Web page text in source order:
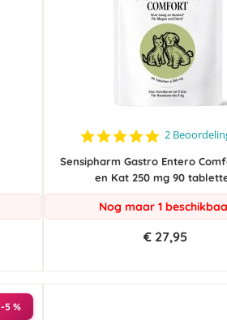
5.0
rating
2
Sensipharm Gastro Entero
en Kat 250 mg 90
Nog maar 1
€ 27,95
-5 %